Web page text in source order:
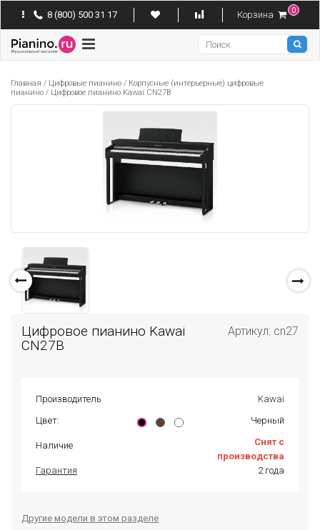
8 (800) 500 31 17 Корзина 0
Pianino
Главная / Цифровые пианино / Корпусные (интерьерные) цифровые
пианино / Цифровое пианино Kawai CN27B
Цифровое пианино Kawai
CN27B
Артикул: cn27
Производитель
Kawai
Цвет:
Черный
Наличие
Снят с
производства
Гарантия
2 года
Другие модели в этом разделе